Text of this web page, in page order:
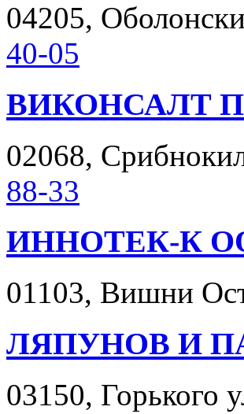
04205,
40-05
ВИКОНСАЛТ
02068,
88-33
ИННОТЕК-К
01103, Вишни
ЛЯПУНОВ И
03150, Горького